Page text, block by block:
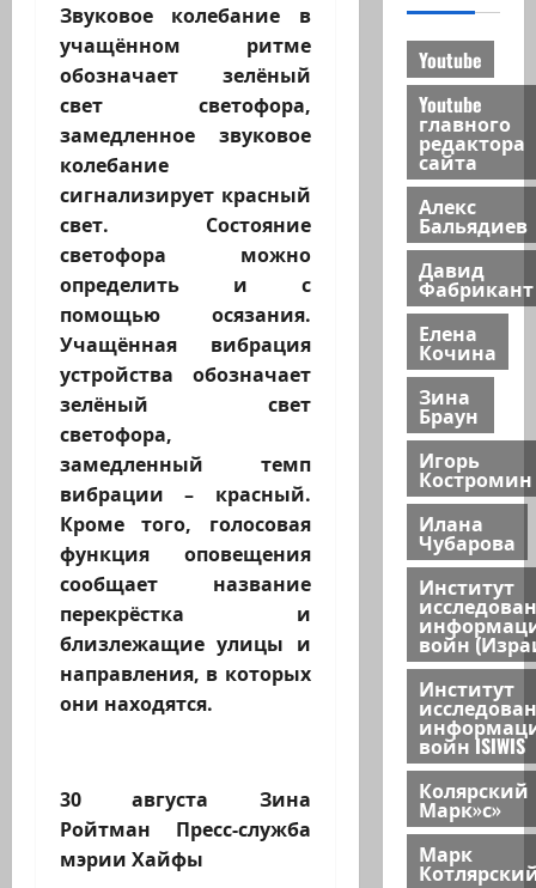
Звуковое колебание в
учащённом ритме
обозначает зелёный
свет светофора,
замедленное звуковое
колебание
сигнализирует красный
свет. Состояние
светофора можно
определить и с
помощью осязания.
Учащённая вибрация
устройства обозначает
зелёный свет
светофора,
замедленный темп
вибрации – красный.
Кроме того, голосовая
функция оповещения
сообщает название
перекрёстка и
близлежащие улицы и
направления, в которых
они находятся.
30 августа Зина
Ройтман Пресс-служба
мэрии Хайфы
Youtube
Youtube
главного
редактора
сайта
Алекс
Бальядиев
Давид
Фабрикант
Елена
Кочина
Зина
Браун
Игорь
Костромин
Илана
Чубарова
Институт
войн
Институт
войн ISIWIS
Колярский
Марк»с»
Марк